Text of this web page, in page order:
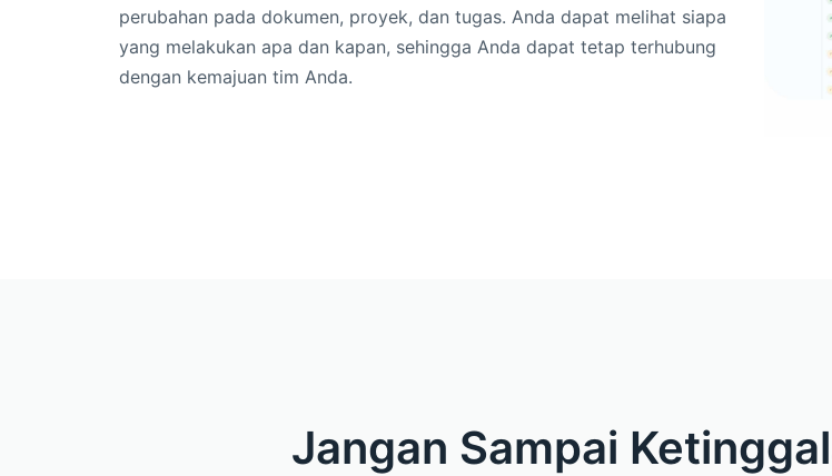
perubahan pada dokumen, proyek, dan tugas. Anda dapat melihat siapa
yang melakukan apa dan kapan, sehingga Anda dapat tetap terhubung
dengan kemajuan tim Anda.
Jangan Sampai